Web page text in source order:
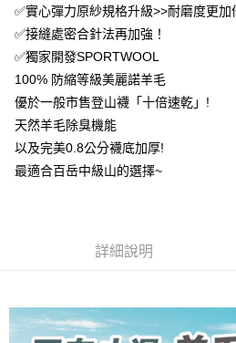
1.本服務係由「台灣大哥大股份有限公司」
用戶於交易時，得透過本服務購買商品或服
買賣價金債權讓與本公司後，依約使用本公
2.基於同意付款使用「大哥付你分期」之契
資料（包含姓名、電話或地址）提供予台灣
由本公司與您本人進行分期帳單所需資料之
ATM／網路銀行／等多元方式進行付款，方
購買商品的店家。未經商家同意取消之訂單
後付繳納相關費用。
※ 交易是否成功請以「AFTEE先享後付 」
是否繳費成功／繳費後需取消欲退款等相關
客戶支援中心」https://
【注意事項】
１．透過由恩沛科技股份有限公司提供之「
易，需依本服務之必要範圍內提供個人資料
「AFTEE先享後付」，若未經同意申辦者引
請求用戶進行身份認證。
５．嚴禁一人註冊多個帳號或使用他人資
7-11取貨付款
每筆NT$100，滿NT$1,000(含以上)免
付款後7-11取貨
每筆NT$100，滿NT$1,000(含以上)免
宅配
每筆NT$100，滿NT$1,000(含以上)免
✅實心彈力原紗規格升級>>耐磨度更加
✅接縫處密合針法再加強！
✅獨家開發SPORTWOOL
100% 防縮等級美麗諾羊毛
優於一般市售登山襪「十倍速乾」!
天然羊毛除臭機能
以及完美0.8公分襪底加厚!
最適合百岳中級山的選擇~
詳細說明